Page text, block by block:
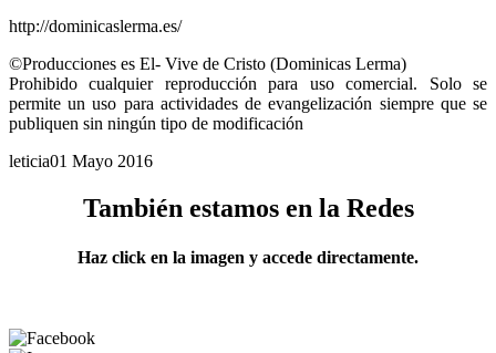
http://dominicaslerma.es/
©Producciones es El- Vive de Cristo (Dominicas Lerma)
Prohibido cualquier reproducción para uso comercial. Solo se
permite un uso para actividades de evangelización siempre que se
publiquen sin ningún tipo de modificación
leticia01 Mayo 2016
También estamos en la Redes
Haz click en la imagen y accede directamente.